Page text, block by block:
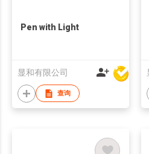
Pen with Light
显和有限公司
查询